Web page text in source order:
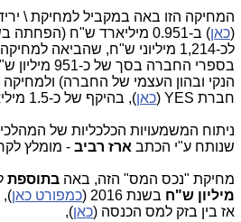
המחיקה הזו באה במקביל למחיקת \
(כאן
) ב-0.951 מיליארד ש"ח
לכ-1,214 מיליוני ש"ח, שהביאה
בספרי החברה
הנקי ובהון העצמי של החברה)
חברת YES (
כאן), בהיקף של כ-1.5 מיליארד ש"ח, במרץ 2019.
ניתוח המשמעויות הכלכליות של
שנותח ע"י הכתב ארז רביב - מומלץ
מחיקת "נכס המס" הזה, באה בתוספת
מיליון ש"ח בשנת 2016 ( כמפורט כאן),
אז בין בזק למס הכנסה (כאן),